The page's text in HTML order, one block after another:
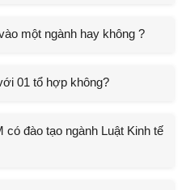
một ngành hay không ?
01 tổ hợp không?
đào tạo ngành Luật Kinh tế